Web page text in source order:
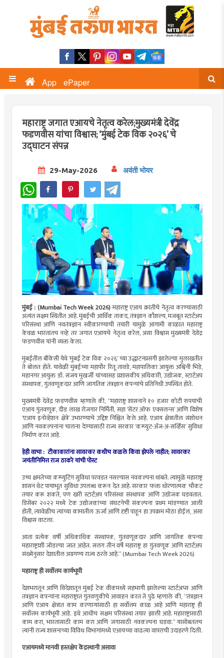
App ePaper
महाराष्ट्र जगात एआयचे नेतृत्व करेल;मुख्यमंत्री देवेंद्र
फडणवीस यांचा विश्वास; ‘मुंबई टेक विक २०२६’ चे
उद्घाटन संपन्न
29-May-2026 अवंती भोयर
WhatsApp
मुंबई : (Mumbai Tech Week 2026)महाराष्ट्र एआय क्रांतीचे नेतृत्व करण्यासाठी
अत्यंत सक्षम स्थितीत आहे. मुंबईची आर्थिक ताकद, तंत्रज्ञान कौशल्य, मजबूत स्टार्टअप
परिसंस्था आणि नवतंत्रज्ञान स्वीकारण्याची तयारी यामुळे आगामी काळात महाराष्ट्र
केवळ भारतातच नव्हे तर जगात एआयचे नेतृत्व करेल, असा विश्वास मुख्यमंत्री देवेंद्र
फडणवीस यांनी व्यक्त केला.
मुंबईतील बीकेसी येथे ‘मुंबई टेक विक २०२६’ च्या उद्धाटनप्रसंगी झालेल्या मुलाखतीत
ते बोलत होते. यावेळी मुंबईच्या महापौर रितू तावडे, महापालिका आयुक्त अश्विनी भिडे,
महानगर आयुक्त डॉ. संजय मुखर्जी यांच्यासह प्रशासकीय अधिकारी, उद्योजक, स्टार्टअप
संस्थापक, गुंतवणूकदार आणि जागतिक तंत्रज्ञान कंपन्यांचे प्रतिनिधी उपस्थित होते.
मुख्यमंत्री देवेंद्र फ़डणवीस म्हणाले की, “महाराष्ट्र शासनाने १० हजार कोटी रुपयांची
एआय गुंतवणूक, दीड लाख रोजगार निर्मिती, सहा ‘सेंटर ऑफ एक्सलन्स’ आणि विशेष
‘एआय इनोव्हेशन क्षेत्रे’ उभारण्याचे उद्दिष्ट निश्चित केले आहे. एआय क्षेत्रातील संशोधन
आणि नवकल्पनांना चालना देण्यासाठी राज्य सरकार ‘कम्प्युट-अ‍ॅज-अ-सर्व्हिस’ सुविधा
निर्माण करत आहे.
हेही वाचा : टीकाकारांना सावरकर कधीच कळले किंवा झेपले नाहीत; सावरकर
जयंतीनिमित्त राज ठाकरे यांची पोस्ट
उच्च क्षमतेच्या कम्प्युटिंग सुविधा परवडत नसल्यास नवकल्पना थांबते. त्यामुळे महाराष्ट्र
शासन थेट पायाभूत सुविधा उपलब्ध करून देत आहे. सरकार फक्त धोरणात्मक चौकट
तयार करू शकते, पण खरी स्टार्टअप परिसंस्था संस्थापक आणि उद्योजक घडवतात.
डिसेंबर २०२२ मध्ये टेक उद्योजकांच्या संघटनेची संकल्पना प्रथम मांडण्यात आली
होती, त्यावेळीच त्यांच्या कामातील ऊर्जा आणि दृष्टी पाहून हा उपक्रम मोठा होईल, असा
विश्वास वाटला.
आता प्रत्येक वर्षी अधिकाधिक संस्थापक, गुंतवणूकदार आणि जागतिक कंपन्या
महाराष्ट्राशी जोडल्या जात आहेत. सलग तीन वर्षे महाराष्ट्र हा गुंतवणूक आणि स्टार्टअप
संख्येनुसार देशातील अग्रगण्य राज्य ठरले आहे.” (Mumbai Tech Week 2026)
महाराष्ट्र ही सर्वोत्तम कार्यभूमी
देशभरातून आणि विदेशातून मुंबई टेक वीकमध्ये सहभागी झालेल्या स्टार्टअप्स आणि
तंत्रज्ञान कंपन्यांना महाराष्ट्रात गुंतवणुकीचे आवाहन करत ते पुढे म्हणाले की, “तंत्रज्ञान
आणि एआय क्षेत्रात काम करणाऱ्यांसाठी हा सर्वोत्तम काळ आहे आणि महाराष्ट्र ही
सर्वोत्तम कार्यभूमी आहे. इथे आधीच सक्षम परिसंस्था तयार झाली आहे. महाराष्ट्रासाठी
काम करा, भारतासाठी काम करा आणि जगासाठी नवकल्पना घडवा.” यासोबततच
त्यांनी राज्य शासनाच्या विविध विभागांमध्ये एआयच्या वाढत्या वापराची उदाहरणे दिली.
एआयमध्ये मानवी हस्तक्षेप केंद्रस्थानी असावा